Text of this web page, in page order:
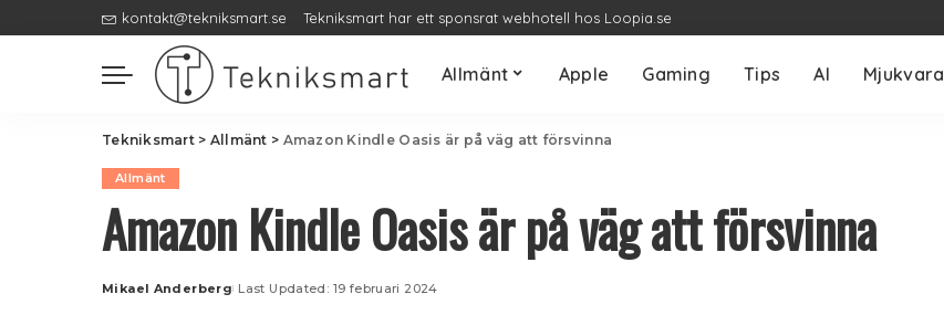
kontakt@tekniksmart.se Tekniksmart har ett sponsrat webhotell hos Loopia.se
Allmänt Apple Gaming Tips AI Mjukvara
Tekniksmart> Allmänt > Amazon Kindle Oasis är på väg att försvinna
Allmänt
Amazon Kindle Oasis är på väg att försvinna
Posted
Mikael Anderberg Last Updated: 19 februari 2024